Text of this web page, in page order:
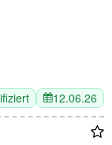
12.06.26